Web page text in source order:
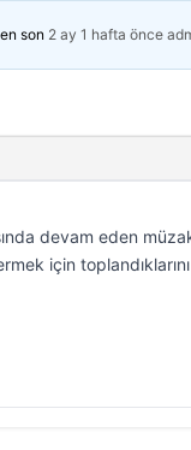
son 2 ay 1 hafta önce
devam eden
için